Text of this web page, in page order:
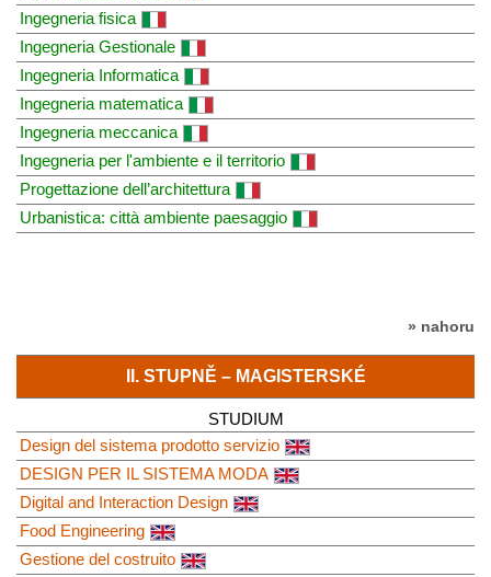
Ingegneria fisica
Ingegneria Gestionale
Ingegneria Informatica
Ingegneria matematica
Ingegneria meccanica
Ingegneria per l'ambiente e il territorio
Progettazione dell’architettura
Urbanistica: città ambiente paesaggio
» nahoru
II. STUPNĚ – MAGISTERSKÉ
STUDIUM
Design del sistema prodotto servizio
DESIGN PER IL SISTEMA MODA
Digital and Interaction Design
Food Engineering
Gestione del costruito